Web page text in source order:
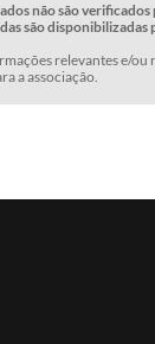
não são
são disponibilizadas
relevantes e/ou
a associação.